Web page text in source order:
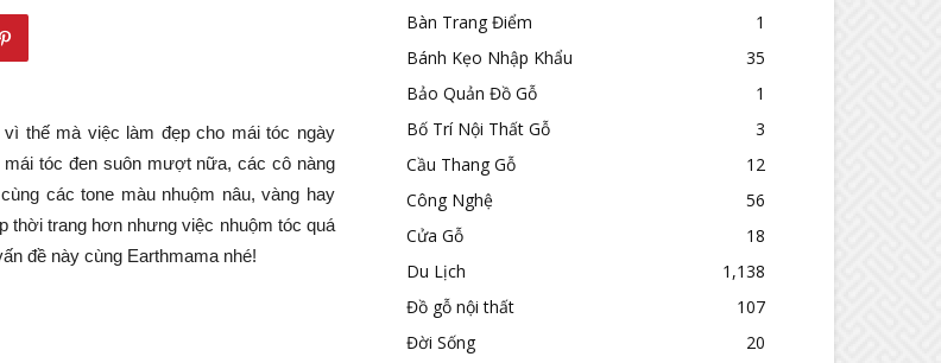
thế mà việc làm đẹp cho mái tóc ngày
tóc đen suôn mượt nữa, các cô nàng
các tone màu nhuộm nâu, vàng hay
thời trang hơn nhưng việc nhuộm tóc quá
đề này cùng Earthmama nhé!
Bàn Trang Điểm
1
Bánh Kẹo Nhập Khẩu
35
Bảo Quản Đồ Gỗ
1
Bố Trí Nội Thất Gỗ
3
Cầu Thang Gỗ
12
Công Nghệ
56
Cửa Gỗ
18
Du Lịch
1,138
Đồ gỗ nội thất
107
Đời Sống
20